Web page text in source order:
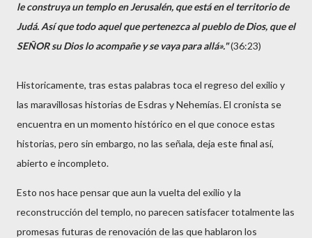
le construya un templo en Jerusalén, que está en el territorio de
Judá. Así que todo aquel que pertenezca al pueblo de Dios, que el
SEÑOR su Dios lo acompañe y se vaya para allá»."(36:23)
Historicamente, tras estas palabras toca el regreso del exilio y
las maravillosas historias de Esdras y Nehemías. El cronista se
encuentra en un momento histórico en el que conoce estas
historias, pero sin embargo, no las señala, deja este final así,
abierto e incompleto.
Esto nos hace pensar que aun la vuelta del exilio y la
reconstrucción del templo, no parecen satisfacer totalmente las
promesas futuras de renovación de las que hablaron los